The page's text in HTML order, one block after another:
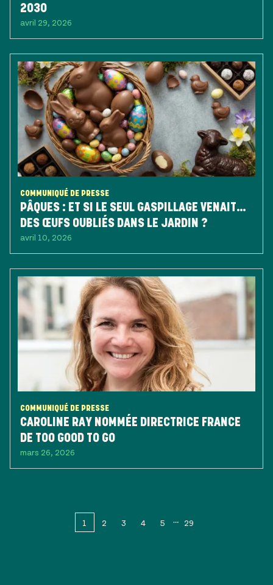
2030
avril 29, 2026
COMMUNIQUÉ DE PRESSE
PÂQUES : ET SI LE SEUL GASPILLAGE VENAIT…
DES ŒUFS OUBLIÉS DANS LE JARDIN ?
avril 10, 2026
COMMUNIQUÉ DE PRESSE
CAROLINE RAY NOMMÉE DIRECTRICE FRANCE
DE TOO GOOD TO GO
mars 26, 2026
1 2 3 4 5 29